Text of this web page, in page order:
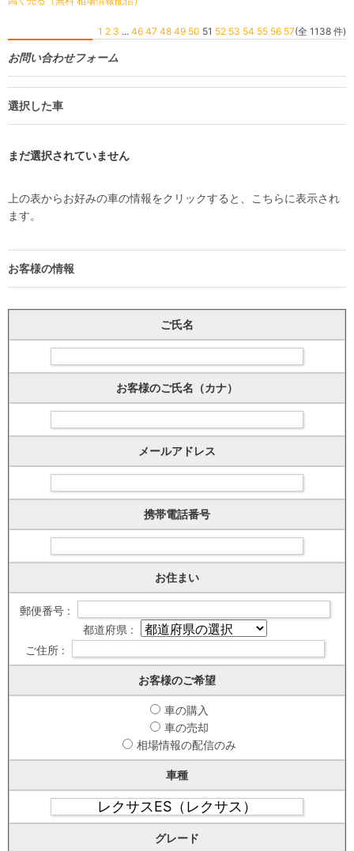
1 2 3 ... 46 47 48 49 50 51 52 53 54 55 56 57(全 1138 件)
お問い合わせフォーム
選択した車
まだ選択されていません
上の表からお好みの車の情報をクリックすると、こちらに表示され
ます。
お客様の情報
ご氏名
お客様のご氏名（カナ）
メールアドレス
携帯電話番号
お住まい
郵便番号 :
都道府県 :
ご住所 :
お客様のご希望
車の購入
車の売却
相場情報の配信のみ
車種
グレード